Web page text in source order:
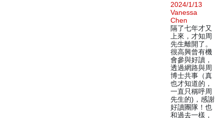
2024/1/13
Vanessa
Chen
隔了七年才又
上來，才知周
先生離開了。
很高興曾有機
會參與好讀，
透過網路與周
博士共事（真
也才知道的，
一直只稱呼周
先生的)，感謝
好讀團隊！也
和過去一樣，